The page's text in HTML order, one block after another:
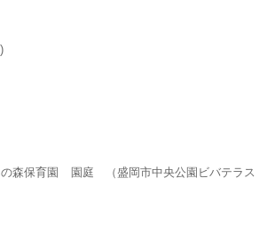
森保育園 園庭 （盛岡市中央公園ビバテラス